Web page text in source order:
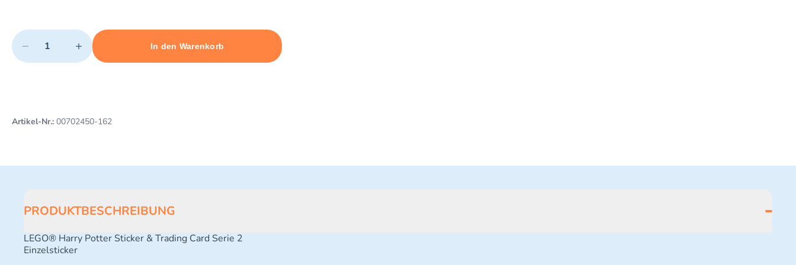
Quantity
− +
Minimum quantity: 1 Maximum quantity: 3
In den Warenkorb
Add 1 item to cart
Artikel-Nr.: 00702450-162
PRODUKTBESCHREIBUNG
LEGO® Harry Potter Sticker & Trading Card Serie 2
Einzelsticker